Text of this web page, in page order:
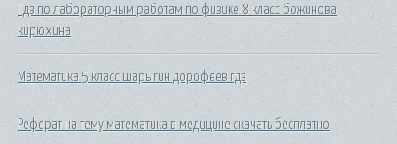
Гдз по лабораторным работам по физике 8 класс божинова
кирюхина
Математика 5 класс шарыгин дорофеев гдз
Реферат на тему математика в медицине скачать бесплатно